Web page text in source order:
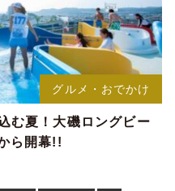
グルメ・おでかけ
む夏！大磯ロングビー
ら開幕!!